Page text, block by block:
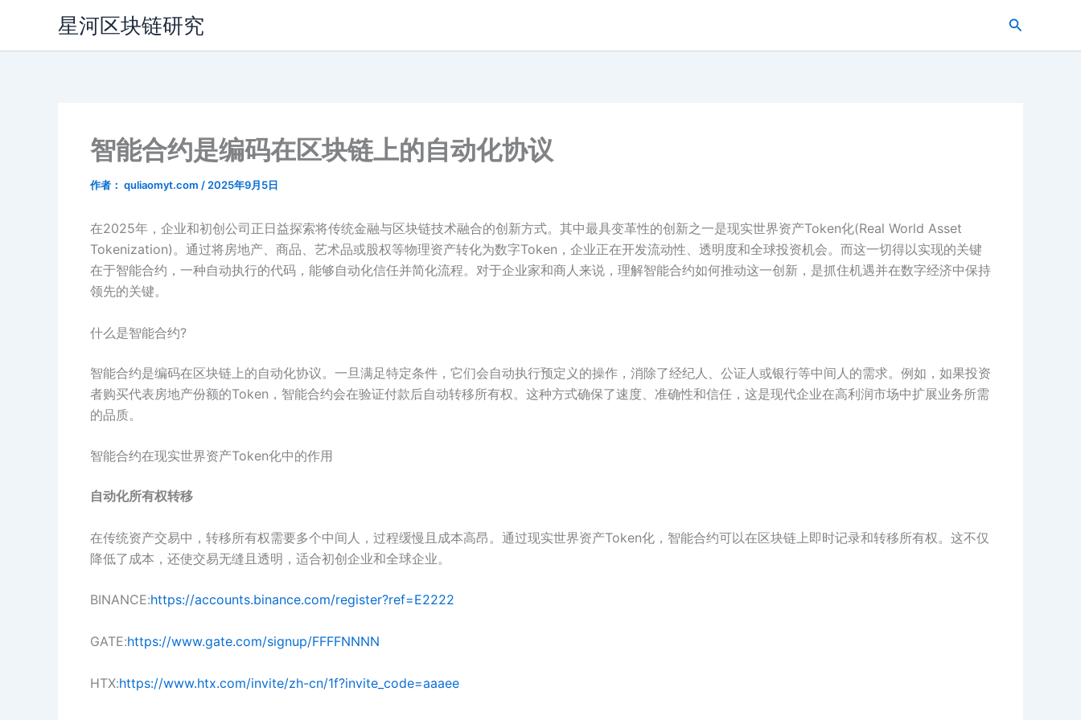
内
星河区块链研究
搜
智能合约是编码在区块链上的自动化协议
作者： quliaomyt.com / 2025年9月5日
在2025年，企业和初创公司正日益探索将传统金融与区块链技术融合的创新方式。其中最具变革性的创新之一是现实世界资产Token化(Real World Asset
Tokenization)。通过将房地产、商品、艺术品或股权等物理资产转化为数字Token，企业正在开发流动性、透明度和全球投资机会。而这一切得以实现的关键
在于智能合约，一种自动执行的代码，能够自动化信任并简化流程。对于企业家和商人来说，理解智能合约如何推动这一创新，是抓住机遇并在数字经济中保持
领先的关键。
什么是智能合约?
智能合约是编码在区块链上的自动化协议。一旦满足特定条件，它们会自动执行预定义的操作，消除了经纪人、公证人或银行等中间人的需求。例如，如果投资
者购买代表房地产份额的Token，智能合约会在验证付款后自动转移所有权。这种方式确保了速度、准确性和信任，这是现代企业在高利润市场中扩展业务所需
的品质。
智能合约在现实世界资产Token化中的作用
自动化所有权转移
在传统资产交易中，转移所有权需要多个中间人，过程缓慢且成本高昂。通过现实世界资产Token化，智能合约可以在区块链上即时记录和转移所有权。这不仅
降低了成本，还使交易无缝且透明，适合初创企业和全球企业。
BINANCE:https://accounts.binance.com/register?ref=E2222
GATE:https://www.gate.com/signup/FFFFNNNN
HTX:https://www.htx.com/invite/zh-cn/1f?invite_code=aaaee